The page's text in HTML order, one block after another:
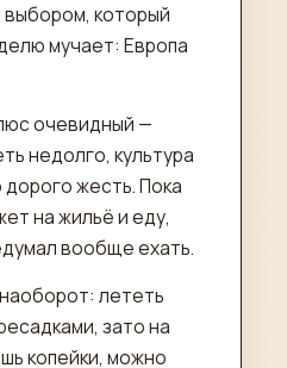
который
мучает: Европа
очевидный —
недолго, культура
дорого жесть. Пока
на жильё и еду,
вообще ехать.
лететь
зато на
копейки, можно